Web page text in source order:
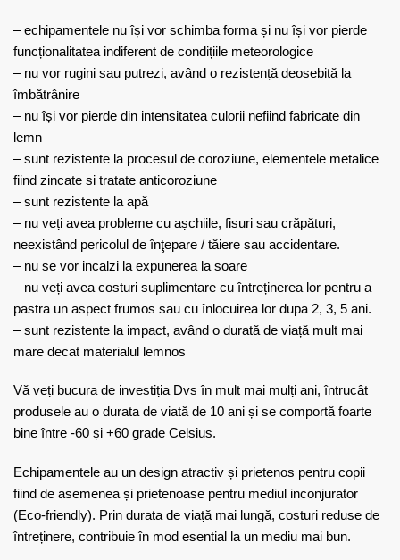
– echipamentele nu își vor schimba forma și nu își vor pierde
funcționalitatea indiferent de condițiile meteorologice
– nu vor rugini sau putrezi, având o rezistență deosebită la
îmbătrânire
– nu își vor pierde din intensitatea culorii nefiind fabricate din
lemn
– sunt rezistente la procesul de coroziune, elementele metalice
fiind zincate si tratate anticoroziune
– sunt rezistente la apă
– nu veți avea probleme cu așchiile, fisuri sau crăpături,
neexistând pericolul de înţepare / tăiere sau accidentare.
– nu se vor incalzi la expunerea la soare
– nu veți avea costuri suplimentare cu întreținerea lor pentru a
pastra un aspect frumos sau cu înlocuirea lor dupa 2, 3, 5 ani.
– sunt rezistente la impact, având o durată de viață mult mai
mare decat materialul lemnos
Vă veți bucura de investiția Dvs în mult mai mulți ani, întrucât
produsele au o durata de viată de 10 ani și se comportă foarte
bine între -60 și +60 grade Celsius.
Echipamentele au un design atractiv și prietenos pentru copii
fiind de asemenea și prietenoase pentru mediul inconjurator
(Eco-friendly). Prin durata de viață mai lungă, costuri reduse de
întreținere, contribuie în mod esential la un mediu mai bun.